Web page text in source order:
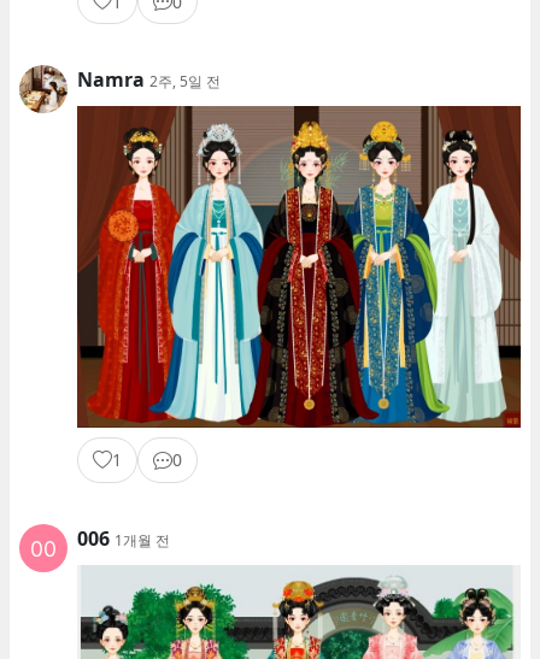
Namra 2주, 5일 전
1 0
006 1개월 전